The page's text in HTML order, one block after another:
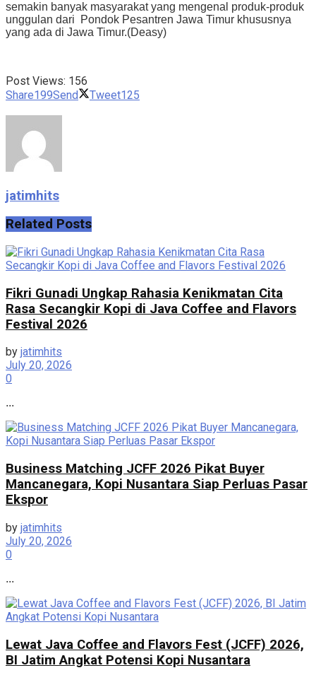
semakin banyak masyarakat yang mengenal produk-produk
unggulan dari Pondok Pesantren Jawa Timur khususnya
yang ada di Jawa Timur.(Deasy)
Post Views: 156
Share199Send Tweet125
jatimhits
Related Posts
Fikri Gunadi Ungkap Rahasia Kenikmatan Cita
Rasa Secangkir Kopi di Java Coffee and Flavors
Festival 2026
by jatimhits
July 20, 2026
0
...
Business Matching JCFF 2026 Pikat Buyer
Mancanegara, Kopi Nusantara Siap Perluas Pasar
Ekspor
by jatimhits
July 20, 2026
0
...
Lewat Java Coffee and Flavors Fest (JCFF) 2026,
BI Jatim Angkat Potensi Kopi Nusantara